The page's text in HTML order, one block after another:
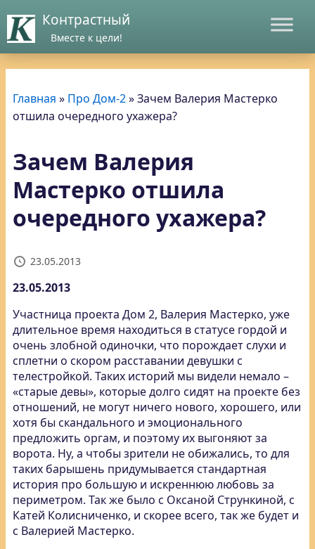
Контрастный
Вместе к цели!
Главная » Про Дом-2»Зачем Валерия Мастерко
отшила очередного ухажера?
Зачем Валерия
Мастерко отшила
очередного ухажера?
23.05.2013
23.05.2013
Участница проекта Дом 2, Валерия Мастерко, уже
длительное время находиться в статусе гордой и
очень злобной одиночки, что порождает слухи и
сплетни о скором расставании девушки с
телестройкой. Таких историй мы видели немало –
«старые девы», которые долго сидят на проекте без
отношений, не могут ничего нового, хорошего, или
хотя бы скандального и эмоционального
предложить оргам, и поэтому их выгоняют за
ворота. Ну, а чтобы зрители не обижались, то для
таких барышень придумывается стандартная
история про большую и искреннюю любовь за
периметром. Так же было с Оксаной Стрункиной, с
Катей Колисниченко, и скорее всего, так же будет и
с Валерией Мастерко.